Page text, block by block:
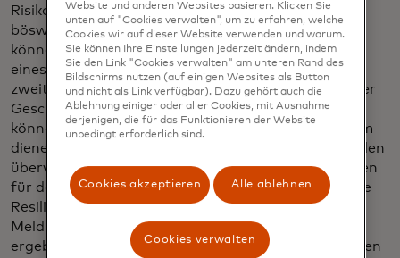
Risikomanagement, indem sie das Verhalten
böswilliger Akteure nachahmen. Die Simulationen
können kontinuierlich in der Produktionsumgebung
eines Unternehmens ausgeführt werden, um die
zweite Säule von DORA zu adressieren, während der
Geschäftsbetrieb ununterbrochen weiterläuft. Sie
können auch als kontinuierliches Validierungssystem
dienen, das die Wirksamkeit von Sicherheitskontrollen
überwacht. Die Ergebnisse liefern verbesserte Daten
für das Risikomanagement, die wiederum in weitere
Resilienztests in positiven Kreisläufen einfließen.
Meldungen, die sich aus den kontinuierlichen Tests
ergeben, können dann bei Bedarf in die Mechanismen
Website und anderen Websites basieren. Klicken Sie
unten auf "Cookies verwalten", um zu erfahren, welche
Cookies wir auf dieser Website verwenden und warum.
Sie können Ihre Einstellungen jederzeit ändern, indem
Sie den Link "Cookies verwalten" am unteren Rand des
Bildschirms nutzen (auf einigen Websites als Button
und nicht als Link verfügbar). Dazu gehört auch die
Ablehnung einiger oder aller Cookies, mit Ausnahme
derjenigen, die für das Funktionieren der Website
unbedingt erforderlich sind.
Cookies akzeptieren Alle ablehnen
Cookies verwalten